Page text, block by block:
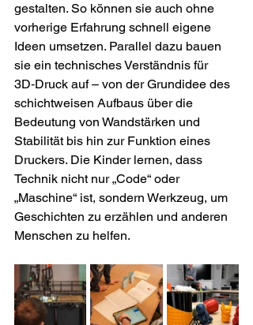
gestalten. So können sie auch ohne
vorherige Erfahrung schnell eigene
Ideen umsetzen. Parallel dazu bauen
sie ein technisches Verständnis für
3D‑Druck auf – von der Grundidee des
schichtweisen Aufbaus über die
Bedeutung von Wandstärken und
Stabilität bis hin zur Funktion eines
Druckers. Die Kinder lernen, dass
Technik nicht nur „Code“ oder
„Maschine“ ist, sondern Werkzeug, um
Geschichten zu erzählen und anderen
Menschen zu helfen.